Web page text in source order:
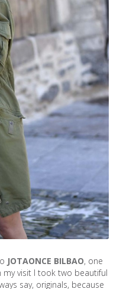
JOTAONCE BILBAO, one
visit I took two beautiful
say, originals, because